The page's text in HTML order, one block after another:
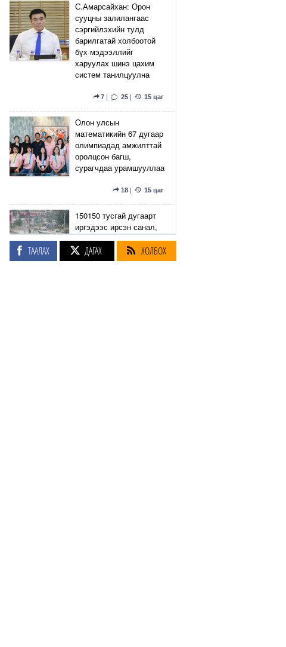
С.Амарсайхан: Орон
сууцны залилангаас
сэргийлэхийн тулд
барилгатай холбоотой
бүх мэдээллийг
харуулах шинэ цахим
систем танилцуулна
7 | 25 | 15 цаг
Олон улсын
математикийн 67 дугаар
олимпиадад амжилттай
оролцсон багш,
сурагчдаа урамшууллаа
18| 15 цаг
150150 тусгай дугаарт
иргэдээс ирсэн санал,
гомдлыг нийслэлийн
эрх бүхий 23 албан
тушаалтан хэрхэн
ТААЛАХ ДАГАХ ХОЛБОХ